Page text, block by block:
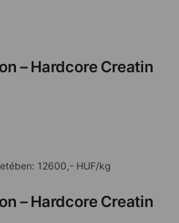
– Hardcore Creatin
12600,- HUF/kg
– Hardcore Creatin